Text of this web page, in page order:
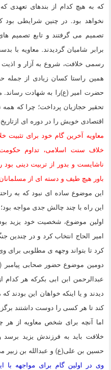
که به هیچ کدام از بندهای تعهدی
نخواهد بود. در چنین شرایطی
تصمیم می گرفتند و تابع تصمیم
برابر شامیان گردیدند. معاویه با
رسمی خلافت، شروع به آزار و اذیت
همین راستا کسان زیادی از
حضرت امیر (ع)را به شهادت رساند.
تحقیر حجازیان پرداخت؛ چرا که
اقتصادی خویش را در دوره ای
معاویه آخرین گام خود برای تثبیت
خلاف سنت اسلامی، تداوم حکومت
ناشایست و بدور از تربیت دینی بود
باور هیچ طیف و دسته ای از
این موضوع ساده ای نبود که به
این راه با چند چالش جدی مواجه بود؛
اولین موضوع، شخصیت خود یزید
امیر الحاج انتخاب کرد و در چندین
کرد تا بتواند وجهه ی مطلوبی برای
دومین موضوع حضور صحابی پیامبر
عبدالرحمن ابن ابی بکرکه هر کدام
دیدند و یا اینکه خواهان این بودند
کند تا هر کسی را دوست داشتند
اما آنچه برای شخص معاویه از
خلافت باید به فرزندش یزید
حسین بن علی(ع) و عبدالله بن زبیر
وی در اولین گام برای مواجهه